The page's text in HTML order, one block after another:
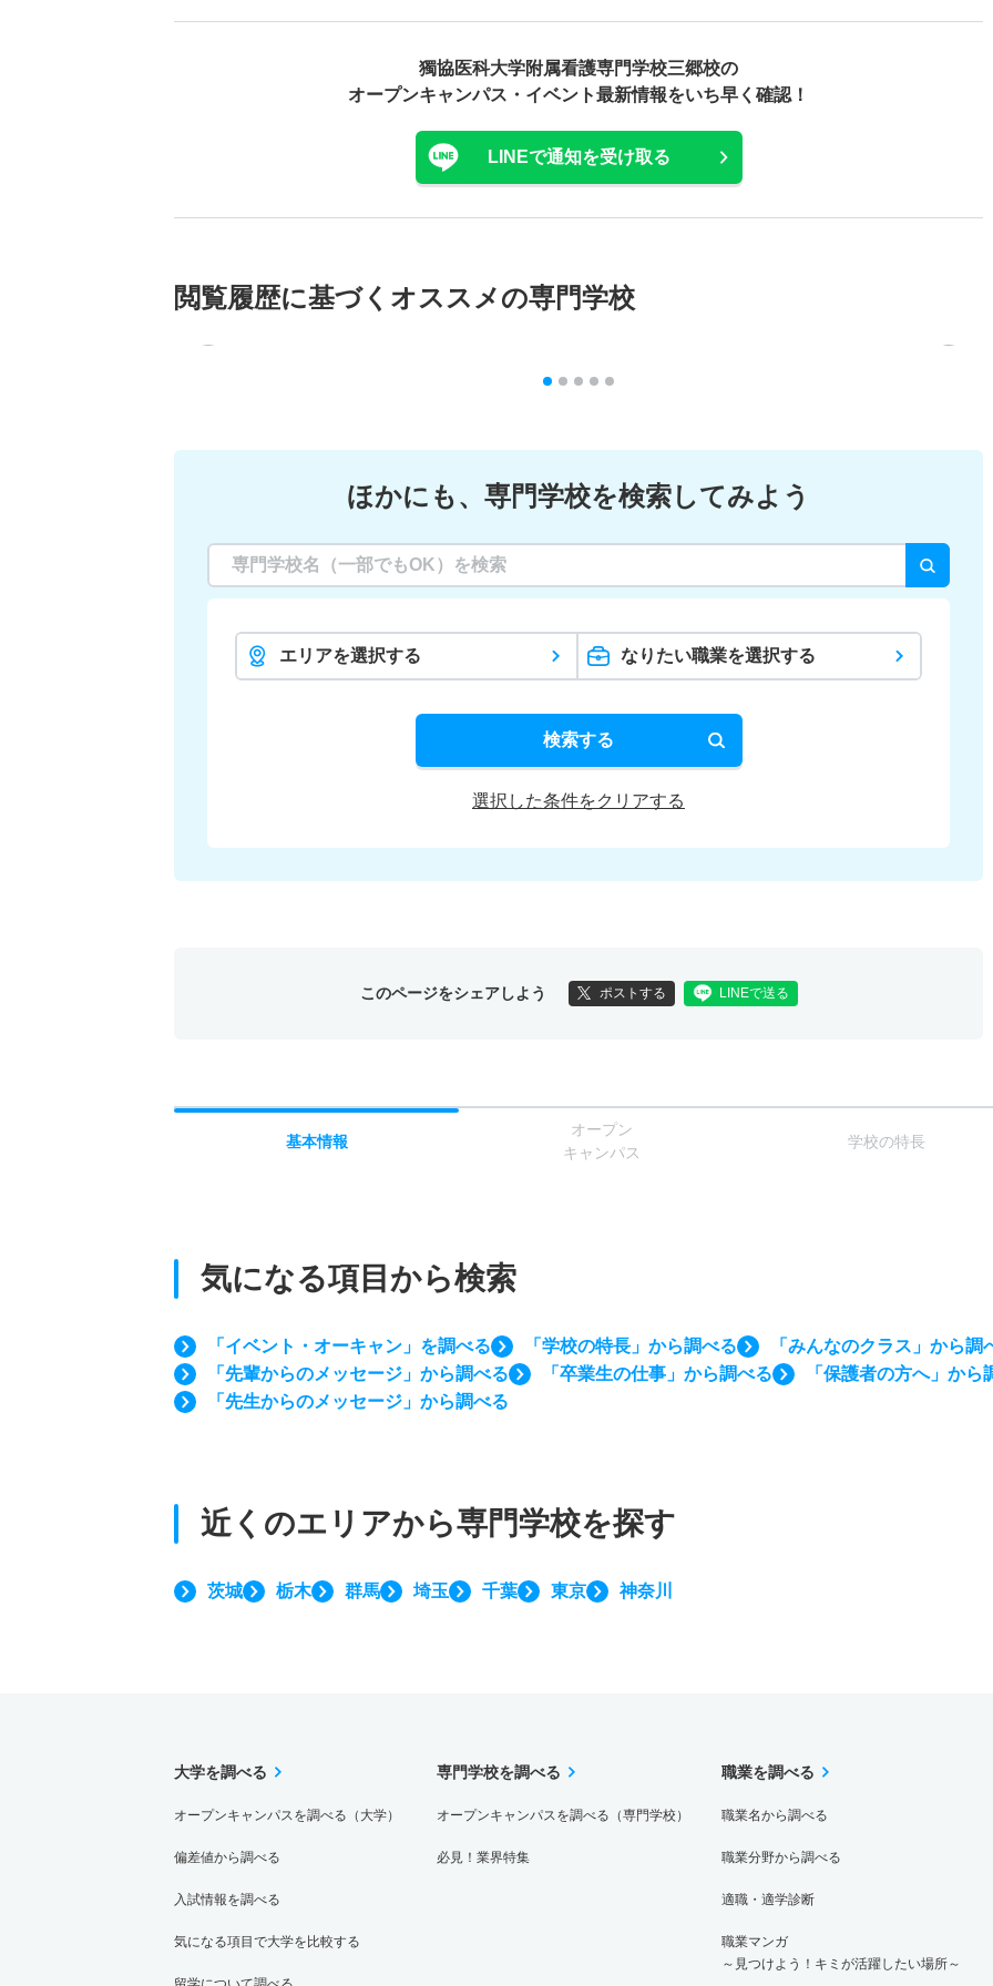
獨協医科大学附属看護専門学校三郷校の
オープンキャンパス・ イベント最新情報をいち早く確認！
LINEで通知を受け取る
閲覧履歴に基づく オススメの専門学校
ほかにも、 専門学校を検索してみよう
エリアを選択する なりたい職業を選択する
検索する
選択した条件をクリアする
このページをシェアしよう ポストする LINEで送る
基本情報
オープン
キャンパス
学校の特長
気になる項目から検索
「イベント・オーキャン」を調べる 「学校の特長」から調べる
「みんなのクラス」から調
「先輩からのメッセージ」から調べる
「卒業生の仕事」から調べる
「保護者の方へ」から
「先生からのメッセージ」から調べる
近くのエリアから専門学校を探す
茨城 栃木 群馬 埼玉 千葉 東京 神奈川
大学を調べる
オープンキャンパスを調べる（大学）
偏差値から調べる
入試情報を調べる
気になる項目で大学を比較する
専門学校を調べる
オープンキャンパスを調べる（専門学校）
必見！業界特集
職業を調べる
職業名から調べる
職業分野から調べる
適職・適学診断
職業マンガ
～見つけよう！キミが活躍したい場所～